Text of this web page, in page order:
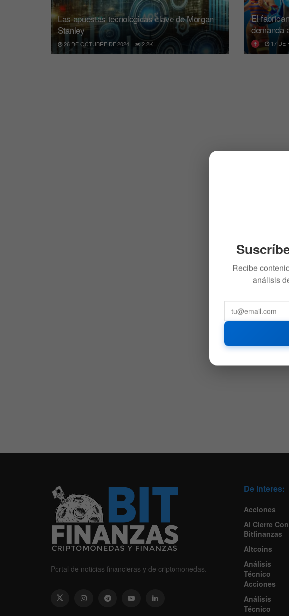
Las apuestas tecnológicas clave de Morgan
Stanley
26 DE OCTUBRE DE 2024 2.2K
El
demanda
17 DE
Portal de noticias financieras y de criptomonedas.
De Interes:
Acciones
Al Cierre Con
Bitfinanzas
Altcoins
Análisis
Técnico
Acciones
Análisis
Técnico
Recibe
análisis